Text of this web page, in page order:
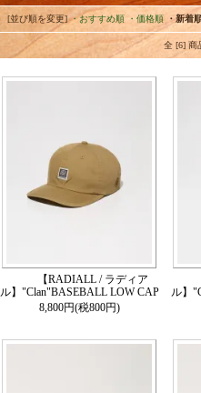
[並び順を変更]・おすすめ順 ・価格順 ・新着
全 [6] 商
【RADIALL / ラディア
ル】"Clan"BASEBALL LOW CAP
8,800円(税800円)
ル】